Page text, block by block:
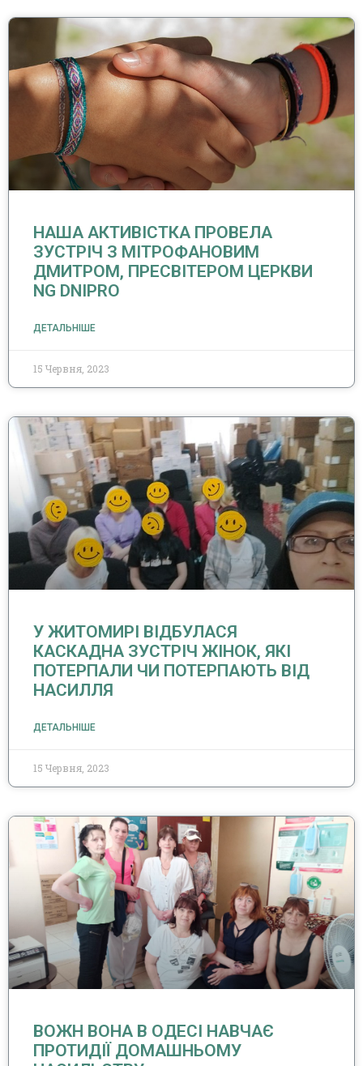
НАША АКТИВІСТКА ПРОВЕЛА
ЗУСТРІЧ З МІТРОФАНОВИМ
ДМИТРОМ, ПРЕСВІТЕРОМ ЦЕРКВИ
NG DNIPRO
ДЕТАЛЬНІШЕ
15 Червня, 2023
У ЖИТОМИРІ ВІДБУЛАСЯ
КАСКАДНА ЗУСТРІЧ ЖІНОК, ЯКІ
ПОТЕРПАЛИ ЧИ ПОТЕРПАЮТЬ ВІД
НАСИЛЛЯ
ДЕТАЛЬНІШЕ
15 Червня, 2023
ВОЖН ВОНА В ОДЕСІ НАВЧАЄ
ПРОТИДІЇ ДОМАШНЬОМУ